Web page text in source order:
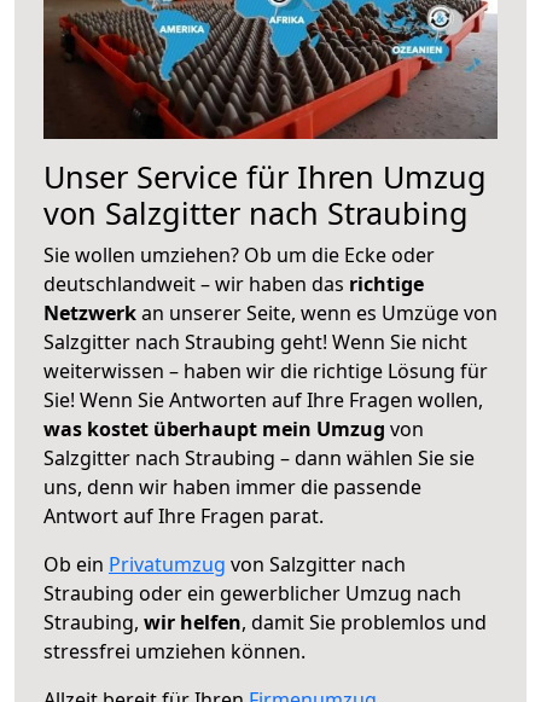
Unser Service für Ihren Umzug
von Salzgitter nach Straubing
Sie wollen umziehen? Ob um die Ecke oder
deutschlandweit – wir haben das richtige
Netzwerkan unserer Seite, wenn es Umzüge von
Salzgitter nach Straubing geht! Wenn Sie nicht
weiterwissen – haben wir die richtige Lösung für
Sie! Wenn Sie Antworten auf Ihre Fragen wollen,
was kostet überhaupt mein Umzug von
Salzgitter nach Straubing – dann wählen Sie sie
uns, denn wir haben immer die passende
Antwort auf Ihre Fragen parat.
Ob ein Privatumzug von Salzgitter nach
Straubing oder ein gewerblicher Umzug nach
Straubing, wir helfen, damit Sie problemlos und
stressfrei umziehen können.